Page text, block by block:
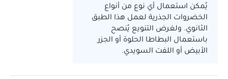
يُمكن استعمال أي نوع من أنواع
الخضروات الجذرية لعمل هذا الطبق
الثانوي. ولغرض التنويع يُنصح
باستعمال البطاطا الحلوة أو الجزر
الأبيض أو اللفت السويدي.